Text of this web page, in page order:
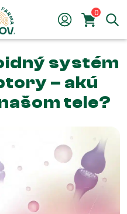
0
systém
– akú
tele?